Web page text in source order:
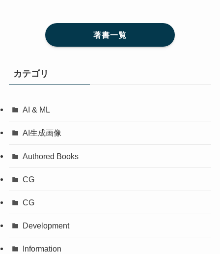
著書一覧
カテゴリ
AI & ML
AI生成画像
Authored Books
CG
CG
Development
Information